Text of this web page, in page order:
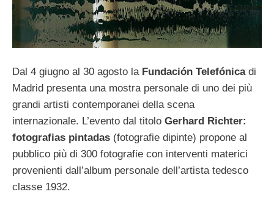
Dal 4 giugno al 30 agosto la Fundación Telefónicadi
Madrid presenta una mostra personale di uno dei più
grandi artisti contemporanei della scena
internazionale. L’evento dal titolo Gerhard Richter:
fotografias pintadas (fotografie dipinte) propone al
pubblico più di 300 fotografie con interventi materici
provenienti dall’album personale dell’artista tedesco
classe 1932.